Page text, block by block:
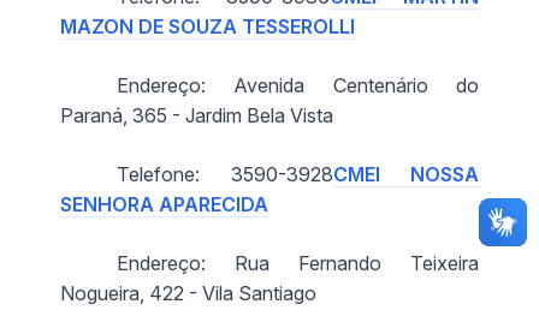
MAZON DE SOUZA TESSEROLLI
Endereço: Avenida Centenário do
Paraná, 365 - Jardim Bela Vista
Telefone: 3590-3928CMEI NOSSA
SENHORA APARECIDA
Endereço: Rua Fernando Teixeira
Nogueira, 422 - Vila Santiago